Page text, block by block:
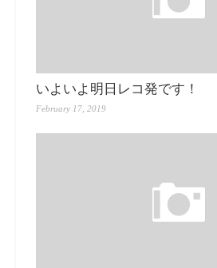
いよいよ明日レコ発です！
February 17, 2019